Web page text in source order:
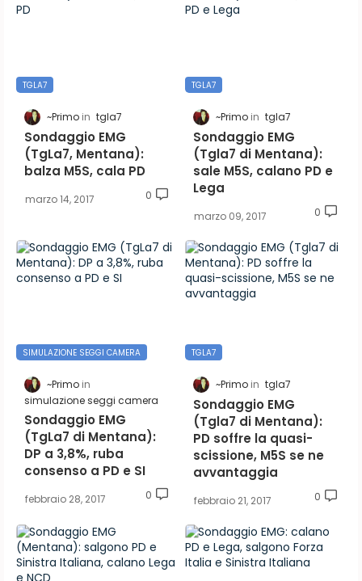
TGLA7
~Primo tgla7
Sondaggio EMG
(TgLa7, Mentana):
balza M5S, cala PD
marzo 14, 2017 0
TGLA7
~Primo tgla7
Sondaggio EMG
(Tgla7 di Mentana):
sale M5S, calano PD e
Lega
marzo 09, 2017 0
SIMULAZIONE SEGGI CAMERA
~Primo
simulazione seggi camera
Sondaggio EMG
(TgLa7 di Mentana):
DP a 3,8%, ruba
consenso a PD e SI
febbraio 28, 2017 0
TGLA7
~Primo tgla7
Sondaggio EMG
(Tgla7 di Mentana):
PD soffre la quasi-
scissione, M5S se ne
avvantaggia
febbraio 21, 2017 0